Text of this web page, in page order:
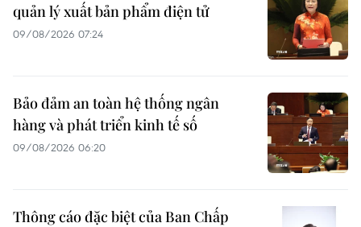
quản lý xuất bản phẩm điện tử
09/08/2026 07:24
Bảo đảm an toàn hệ thống ngân
hàng và phát triển kinh tế số
09/08/2026 06:20
Thông cáo đặc biệt của Ban Chấp